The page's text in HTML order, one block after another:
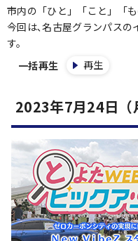
市内の「ひと」「こと」「
今回は､名古屋グランパスの
す。
一括再生
再生
2023年7月24日（